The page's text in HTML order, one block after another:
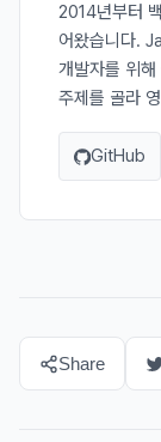
2014년부터
어왔습니다.
개발자를 위
주제를 골라
GitHub
Share